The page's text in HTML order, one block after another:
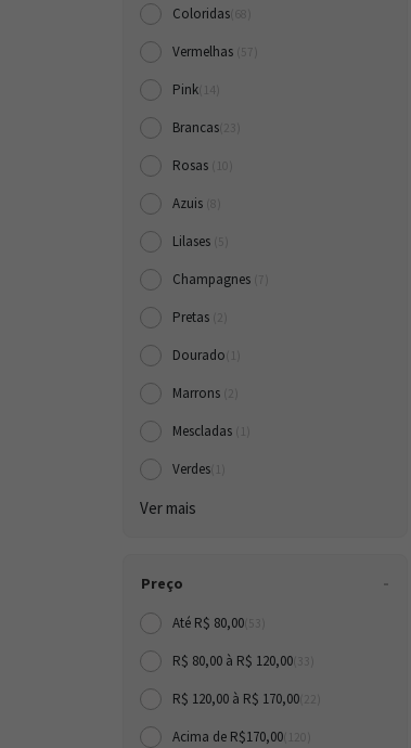
Coloridas
Vermelhas
Pink
Brancas
Rosas
Azuis
Lilases
Champagnes
Pretas
Dourado
Marrons
Mescladas
Verdes
Ver mais
Preço
Até R$ 80,00
R$ 80,00 à R$ 120,00
R$ 120,00 à R$ 170,00
Acima de R$170,00